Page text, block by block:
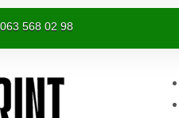
568 02 98